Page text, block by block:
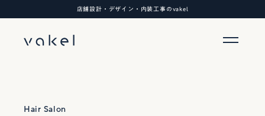
店舗設計・デザイン・内装工事のvakel
Hair Salon